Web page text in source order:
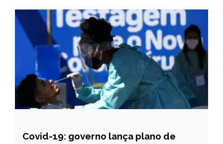
BRASIL
Covid-19: governo lança plano de